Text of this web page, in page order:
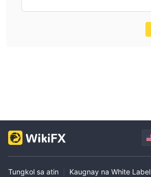
Tungkol sa atin Kaugnay na White Label